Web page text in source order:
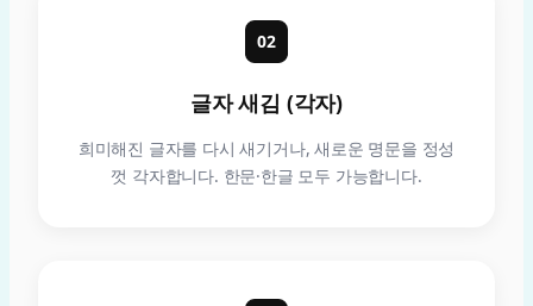
02
글자 새김 (각자)
희미해진 글자를 다시 새기거나, 새로운 명문을 정성
껏 각자합니다. 한문·한글 모두 가능합니다.